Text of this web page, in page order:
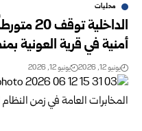
محليات
أمنية في قرية العونية
يونيو 12, 2026 يونيو 12, 2026